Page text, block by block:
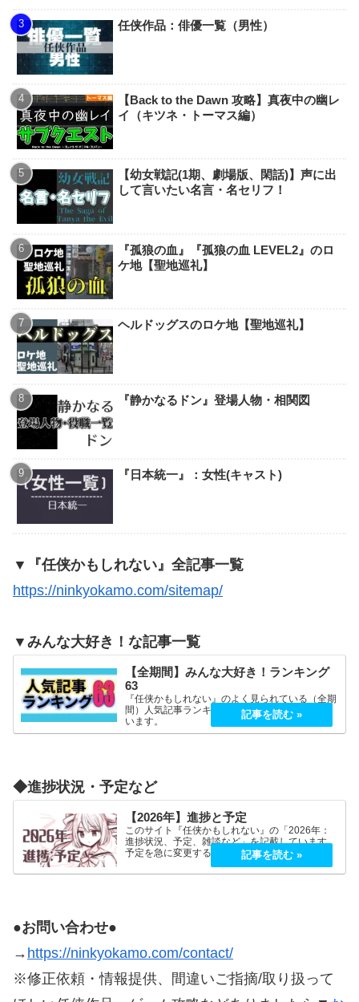
任侠作品：俳優一覧（男性）
【Back to the Dawn 攻略】真夜中の幽レ
イ（キツネ・トーマス編）
【幼女戦記(1期、劇場版、閑話)】声に出
して言いたい名言・名セリフ！
『孤狼の血』『孤狼の血 LEVEL2』のロ
ケ地【聖地巡礼】
ヘルドッグスのロケ地【聖地巡礼】
『静かなるドン』登場人物・相関図
『日本統一』：女性(キャスト)
▼『任侠かもしれない』全記事一覧
https://ninkyokamo.com/sitemap/
▼みんな大好き！な記事一覧
【全期間】みんな大好き！ランキング
63
『任侠かもしれない』のよく見られている（全期
間）人気記事ランキング上位63記事を記載して
います。
◆進捗状況・予定など
【2026年】進捗と予定
このサイト『任侠かもしれない』の「2026年：
進捗状況、予定、雑談など」を記載しています。
予定を急に変更することが、よくあります。
2026年5月2026年5月21日（木）『プロミス・マ
スコットエージェンシー』良かったです！世界観
●お問い合わせ●
→ https://ninkyokamo.com/contact/
※修正依頼・情報提供、間違いご指摘/取り扱って